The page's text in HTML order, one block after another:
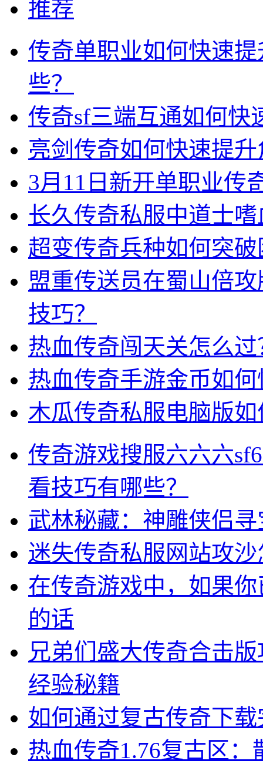
推荐
传奇单职业如何快速
些？
传奇sf三端互通如何快
亮剑传奇如何快速提
3月11日新开单职业传
长久传奇私服中道士
超变传奇兵种如何突
盟重传送员在蜀山倍
技巧？
热血传奇闯天关怎么
热血传奇手游金币如
木瓜传奇私服电脑版
传奇游戏搜服六六六
看技巧有哪些？
武林秘藏：神雕侠侣
迷失传奇私服网站攻
在传奇游戏中，如果
的话
兄弟们盛大传奇合击
经验秘籍
如何通过复古传奇下
热血传奇1.76复古区